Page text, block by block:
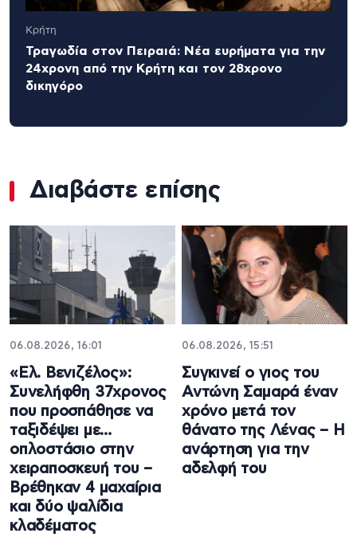
Κρήτη
Τραγωδία στον Πειραιά: Νέα ευρήματα για την
24χρονη από την Κρήτη και τον 28χρονο
δικηγόρο
Διαβάστε επίσης
06.08.2026, 16:01
«Ελ. Βενιζέλος»:
Συνελήφθη 37χρονος
που προσπάθησε να
ταξιδέψει με…
οπλοστάσιο στην
χειραποσκευή του –
Βρέθηκαν 4 μαχαίρια
και δύο ψαλίδια
κλαδέματος
06.08.2026, 15:51
Συγκινεί ο γιος του
Αντώνη Σαμαρά έναν
χρόνο μετά τον
θάνατο της Λένας – Η
ανάρτηση για την
αδελφή του